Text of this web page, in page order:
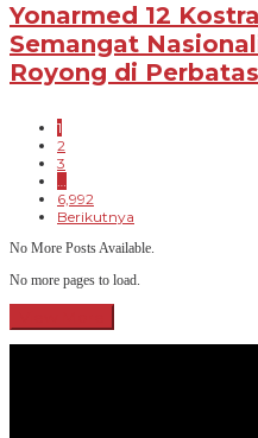
Yonarmed 12
Semangat
Royong di
1
2
3
6,992
Berikutnya
No More Posts Available.
No more pages to load.